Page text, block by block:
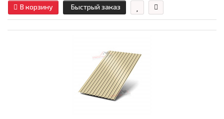
В корзину Быстрый заказ